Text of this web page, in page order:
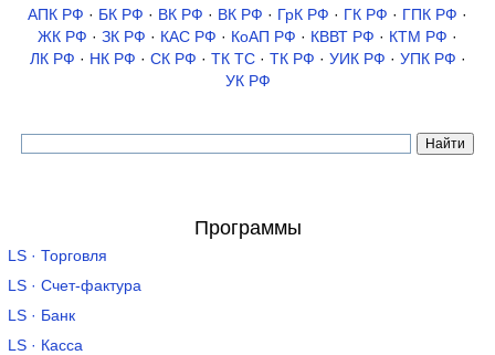
АПК РФ · БК РФ · ВК РФ · ВК РФ · ГрК РФ · ГК РФ · ГПК РФ ·
ЖК РФ · ЗК РФ · КАС РФ · КоАП РФ · КВВТ РФ · КТМ РФ ·
ЛК РФ · НК РФ · СК РФ · ТК TC· ТК РФ · УИК РФ · УПК РФ ·
УК РФ
Программы
LS · Торговля
LS · Счет-фактура
LS · Банк
LS · Касса